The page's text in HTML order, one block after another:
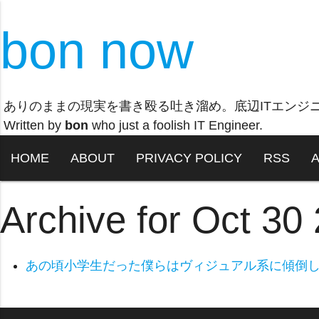
bon now
ありのままの現実を書き殴る吐き溜め。底辺ITエンジ
Written by bon who just a foolish IT Engineer.
HOME ABOUT PRIVACY POLICY RSS
Archive for Oct 30
あの頃小学生だった僕らはヴィジュアル系に傾倒